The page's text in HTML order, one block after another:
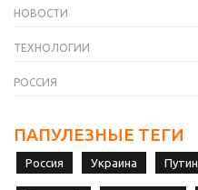
НОВОСТИ
ТЕХНОЛОГИИ
РОССИЯ
ПАПУЛЕЗНЫЕ ТЕГИ
Россия Украина Путин